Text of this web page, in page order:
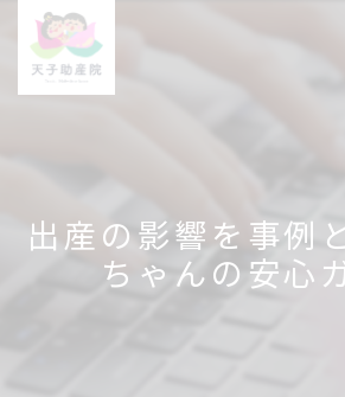
出産の影響を事例
ちゃんの安心